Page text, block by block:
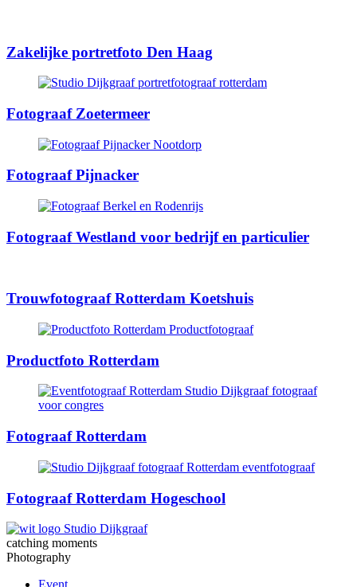
Zakelijke portretfoto Den Haag
Fotograaf Zoetermeer
Fotograaf Pijnacker
Fotograaf Westland voor bedrijf en particulier
Trouwfotograaf Rotterdam Koetshuis
Productfoto Rotterdam
Fotograaf Rotterdam
Fotograaf Rotterdam Hogeschool
catching moments
Photography